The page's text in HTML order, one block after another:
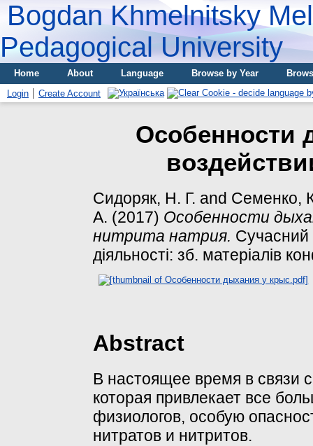
Bogdan Khmelnitsky
Pedagogical University
Home About Language Browse by Year
Login
Create Account
Особенности
Сидоряк, Н. Г. and Семенко,
А. (2017) Особенности
нитрита натрия. Сучасний
діяльності: зб. матеріалів
Abstract
В настоящее время в связи
которая привлекает все
физиологов, особую
нитратов и нитритов.